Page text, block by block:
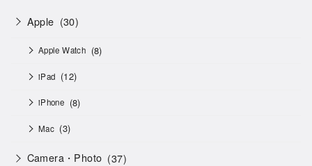
Apple (30)
Apple Watch (8)
iPad (12)
iPhone (8)
Mac (3)
Camera・Photo (37)